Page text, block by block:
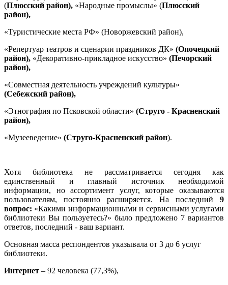
(Плюсский район), «Народные промыслы» (Плюсский
район),
«Туристические места РФ» (Новоржевский район),
«Репертуар театров и сценарии праздников ДК» (Опочецкий
район), «Декоративно-прикладное искусство» (Печорский
район),
«Совместная деятельность учреждений культуры»
(Себежский район),
«Этнография по Псковской области» (Струго - Красненский
район),
«Музееведение» (Струго-Красненский район).
Хотя библиотека не рассматривается сегодня как
единственный и главный источник необходимой
информации, но ассортимент услуг, которые оказываются
пользователям, постоянно расширяется. На последний 9
вопрос: «Какими информационными и сервисными услугами
библиотеки Вы пользуетесь?» было предложено 7 вариантов
ответов, последний - ваш вариант.
Основная масса респондентов указывала от 3 до 6 услуг
библиотеки.
Интернет – 92 человека (77,3%),